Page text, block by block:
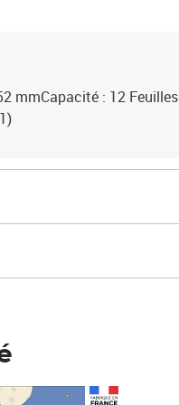
mmCapacité : 12 Feuilles